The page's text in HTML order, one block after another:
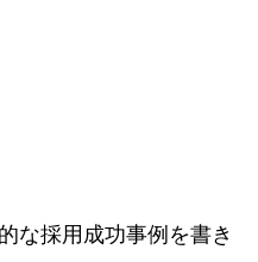
な採用成功事例を書き